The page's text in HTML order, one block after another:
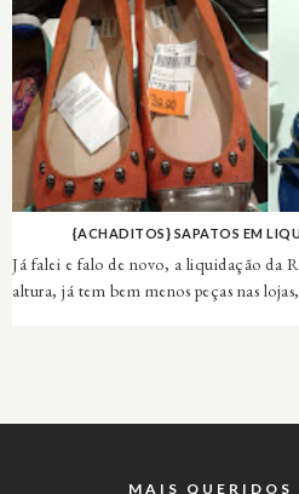
{ACHADITOS} SAPATOS EM
Já falei e falo de novo, a liquidação da
altura, já tem bem menos peças nas
MAIS QUERIDOS